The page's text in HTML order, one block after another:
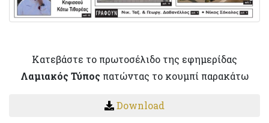
Κατεβάστε το πρωτοσέλιδο της εφημερίδας
Λαμιακός Τύπος πατώντας το κουμπί παρακάτω
Download